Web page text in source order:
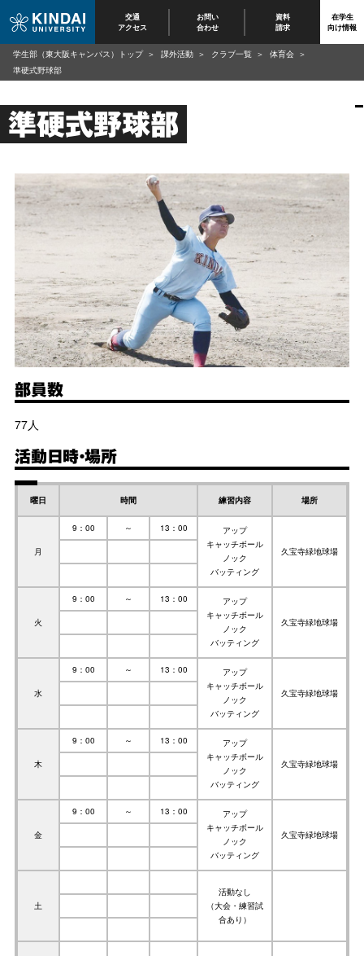
交通
アクセス
お問い
合わせ
資料
請求
在学生
向け情報
準硬式野球部
部員数
77人
活動日時・場所
曜日 時間 練習内容 場所
月
9：00 ～ 13：00
アップ
キャッチボール
ノック
バッティング
久宝寺緑地球場
火
9：00 ～ 13：00
アップ
キャッチボール
ノック
バッティング
久宝寺緑地球場
水
9：00 ～ 13：00
アップ
キャッチボール
ノック
バッティング
久宝寺緑地球場
木
9：00 ～ 13：00
アップ
キャッチボール
ノック
バッティング
久宝寺緑地球場
金
9：00 ～ 13：00
アップ
キャッチボール
ノック
バッティング
久宝寺緑地球場
土
活動なし
（大会・練習試
合あり）
学生部（東大阪キャンパス）トップ 課外活動 クラブ一覧
体育会
準硬式野球部